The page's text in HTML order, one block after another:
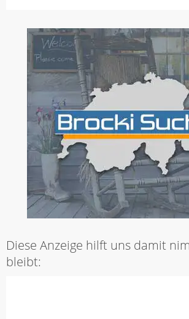
Diese Anzeige hilft uns damit
bleibt: